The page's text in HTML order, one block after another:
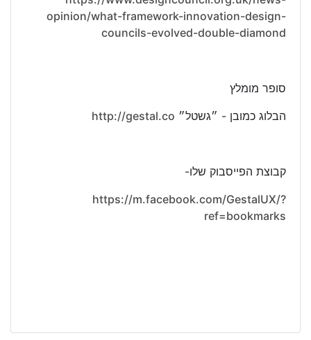
opinion/what-framework-innovation-design-
councils-evolved-double-diamond
סופר מומלץ
הבלוג כמובן - ״גשטל״ http://gestal.co
קבוצת הפייסבוק שלו-
https://m.facebook.com/GestalUX/?
ref=bookmarks